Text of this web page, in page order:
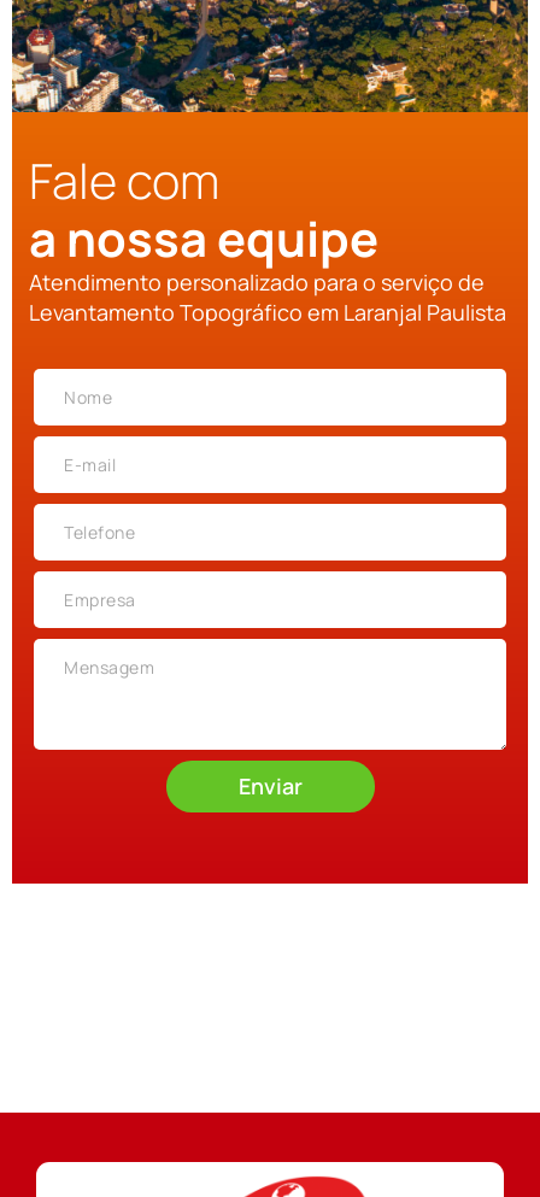
Fale com
a nossa equipe
Atendimento personalizado para o serviço de
Levantamento Topográfico em Laranjal Paulista
Enviar